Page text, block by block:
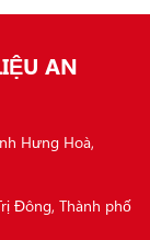
AN
Hưng Hoà,
Đông, Thành phố